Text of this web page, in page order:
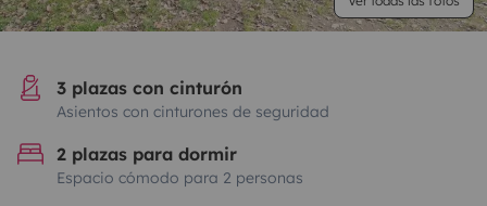
3 plazas con cinturón
Asientos con cinturones de seguridad
2 plazas para dormir
Espacio cómodo para 2 personas